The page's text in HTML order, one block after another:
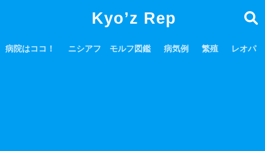
Kyo’z Rep
病院はココ！ ニシアフ モルフ図鑑 病気例 繁殖 レオパ